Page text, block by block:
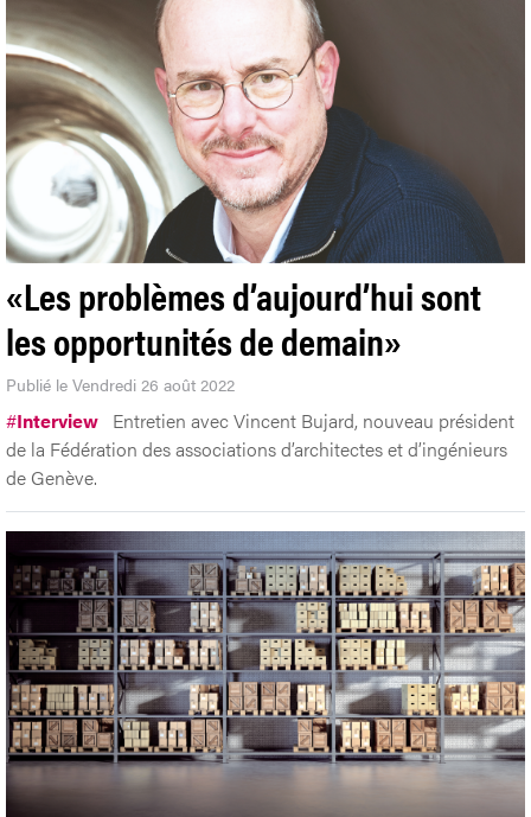
«Les problèmes d’aujourd’hui sont
les opportunités de demain»
Publié le Vendredi 26 août 2022
#Interview Entretien avec Vincent Bujard, nouveau président
de la Fédération des associations d’architectes et d’ingénieurs
de Genève.